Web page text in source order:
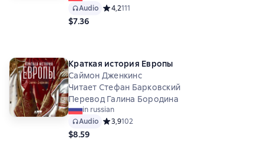
Audio Средний рейтинг 4,2 на основе 111 оценок
4,2111
$7.36
Краткая история Европы
Саймон Дженкинс
Читает Стефан Барковский
Перевод Галина Бородина
in russian
Audio Средний рейтинг 3,9 на основе 102 оценок
3,9102
$8.59